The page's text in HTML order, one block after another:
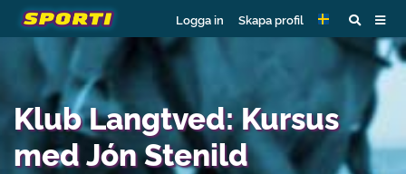
Logga in Skapa profil
Klub Langtved: Kursus
med Jón Stenild